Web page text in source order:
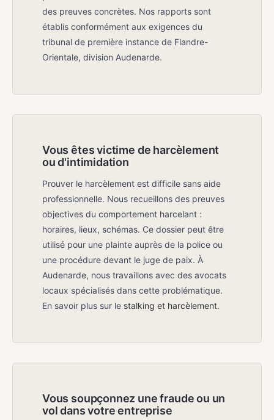
des preuves concrètes. Nos rapports sont
établis conformément aux exigences du
tribunal de première instance de Flandre-
Orientale, division Audenarde.
Vous êtes victime de harcèlement
ou d'intimidation
Prouver le harcèlement est difficile sans aide
professionnelle. Nous recueillons des preuves
objectives du comportement harcelant :
horaires, lieux, schémas. Ce dossier peut être
utilisé pour une plainte auprès de la police ou
une procédure devant le juge de paix. À
Audenarde, nous travaillons avec des avocats
locaux spécialisés dans cette problématique.
En savoir plus sur le stalking et harcèlement.
Vous soupçonnez une fraude ou un
vol dans votre entreprise